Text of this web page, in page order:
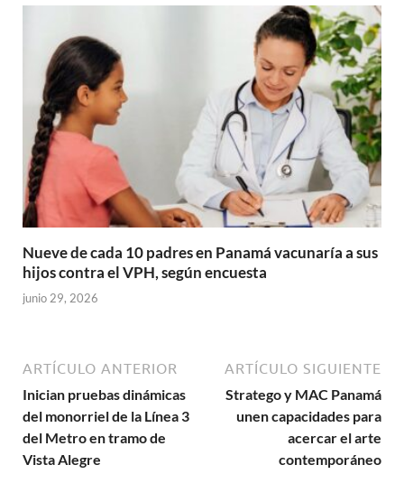
Nueve de cada 10 padres en Panamá vacunaría a sus
hijos contra el VPH, según encuesta
junio 29, 2026
ARTÍCULO ANTERIOR
Inician pruebas dinámicas
del monorriel de la Línea 3
del Metro en tramo de
Vista Alegre
ARTÍCULO SIGUIENTE
Stratego y MAC Panamá
unen capacidades para
acercar el arte
contemporáneo